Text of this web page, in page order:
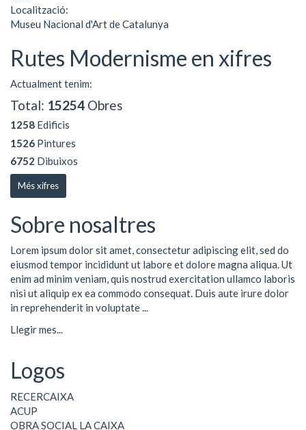
Localització:
Museu Nacional d'Art de Catalunya
Rutes Modernisme en xifres
Actualment tenim:
Total: 15254 Obres
1258 Edificis
1526 Pintures
6752 Dibuixos
Més xifres
Sobre nosaltres
Lorem ipsum dolor sit amet, consectetur adipiscing elit, sed do
eiusmod tempor incididunt ut labore et dolore magna aliqua. Ut
enim ad minim veniam, quis nostrud exercitation ullamco laboris
nisi ut aliquip ex ea commodo consequat. Duis aute irure dolor
in reprehenderit in voluptate ...
Llegir mes...
Logos
RECERCAIXA
ACUP
OBRA SOCIAL LA CAIXA